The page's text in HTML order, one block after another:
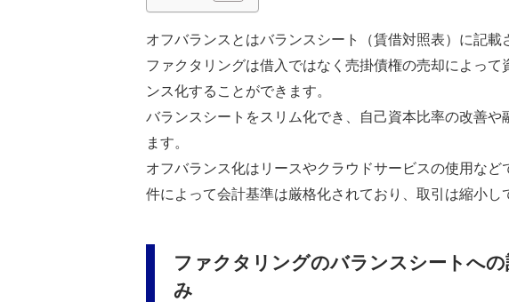
オフバランスとはバランスシート（賃借対照表）に記載
ファクタリングは借入ではなく売掛債権の売却によっ
ンス化することができます。
バランスシートをスリム化でき、自己資本比率の改善
ます。
オフバランス化はリースやクラウドサービスの使用な
件によって会計基準は厳格化されており、取引は縮小し
ファクタリングのバランスシートへ
み